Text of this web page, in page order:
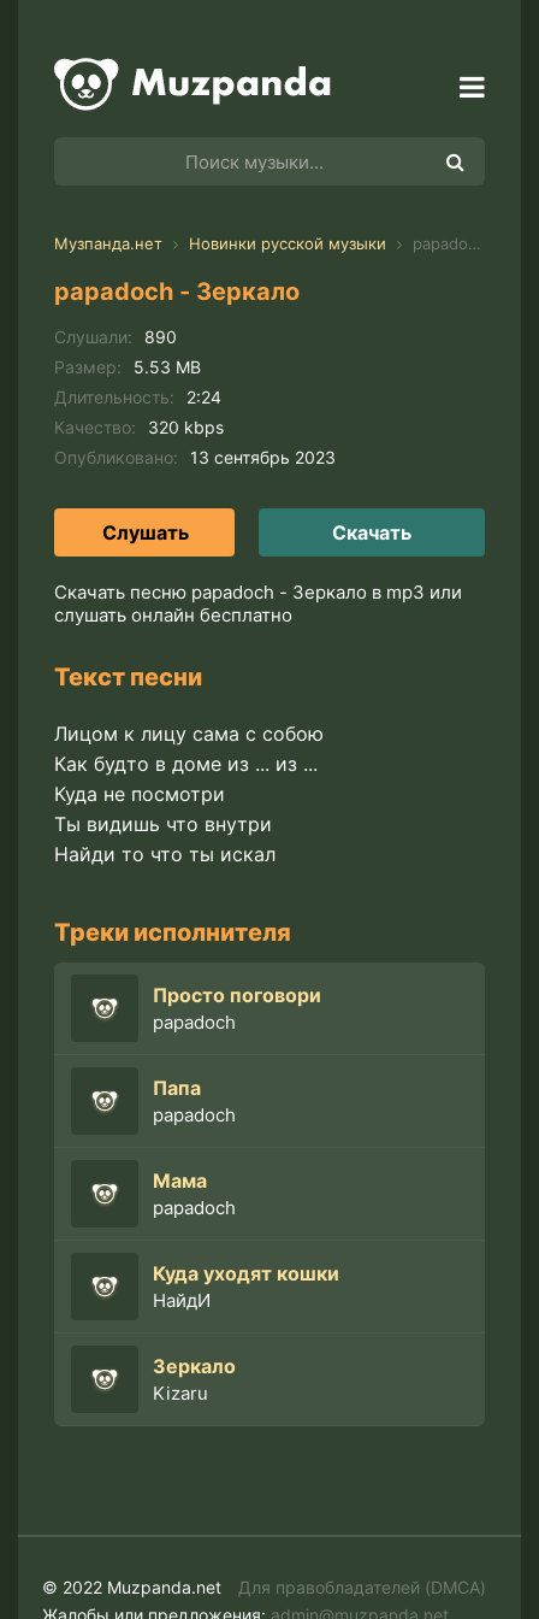
Музпанда.нет Новинки русской музыки papadoch - Зеркало
papadoch - Зеркало
Слушали:
890
Размер:
5.53 MB
Длительность:
2:24
Качество:
320 kbps
Опубликовано:
13 сентябрь 2023
Слушать Скачать
Скачать песню papadoch - Зеркало в mp3 или
слушать онлайн бесплатно
Текст песни
Лицом к лицу сама с собою
Как будто в доме из ... из ...
Куда не посмотри
Ты видишь что внутри
Найди то что ты искал
Треки исполнителя
Просто поговори
papadoch
Папа
papadoch
Мама
papadoch
Куда уходят кошки
НайдИ
Зеркало
Kizaru
© 2022 Muzpanda.net
Для правобладателей (DMCA)
Жалобы или предложения: admin@muzpanda.net